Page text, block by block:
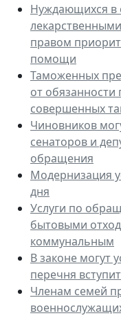
Нуждающихся в
правом
помощи
Таможенных
от обязанности
совершенных
Чиновников
сенаторов и
обращения
Модернизация
дня
Услуги по
бытовыми
коммунальным
В законе могут
перечня
Членам семей